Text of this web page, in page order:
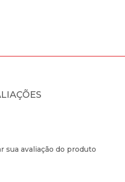
sua avaliação do produto